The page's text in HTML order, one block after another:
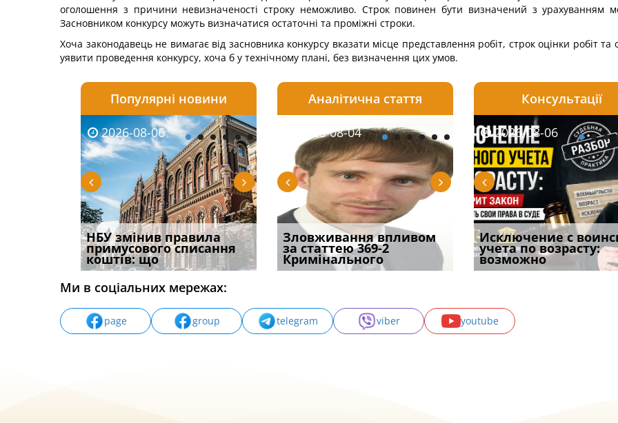
оголошення з причини невизначеності строку неможливо. Строк повинен бути визначений з урахуванням
Засновником конкурсу можуть визначатися остаточні та проміжні строки.
Хоча законодавець не вимагає від засновника конкурсу вказати місце представлення робіт, строк оцінки робіт
уявити проведення конкурсу, хоча б у технічному плані, без визначення цих умов.
Популярні новини
2026-08-06
НБУ змінив правила
примусового списання
коштів: що
2026-08-06
Якщо суд встановив для
відшкодування шкоди
наявніс
2026-08-06
Документи, на яких не
проставляється
апостиль: пер
Аналітична стаття
2026-08-03
Водії можуть отримати
компенсацію за
незаконні дії
2026-08-04
Зловживання впливом
за статтею 369-2
Кримінального
2026-08-04
Переоформлення
відстрочки за іншою
підставою: нов
Консультації
2026-08-05
Особливості захисту у
кримінальному
провадженні: я
2026-08-06
Исключение с
учета по возрасту:
возможно
2026-07-30
Восьмий ААС
підтвердив, що
може скас
Ми в соціальних мережах:
page group telegram viber youtube